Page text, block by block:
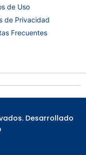
de Uso
de Privacidad
Frecuentes
Desarrollado